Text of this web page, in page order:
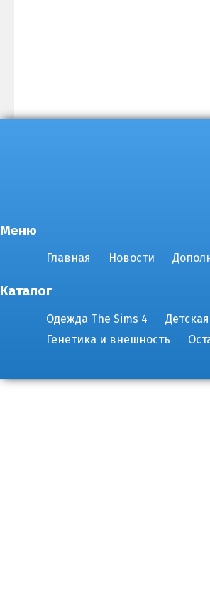
Меню
Главная Новости
Каталог
Одежда The Sims 4
Генетика и внешность